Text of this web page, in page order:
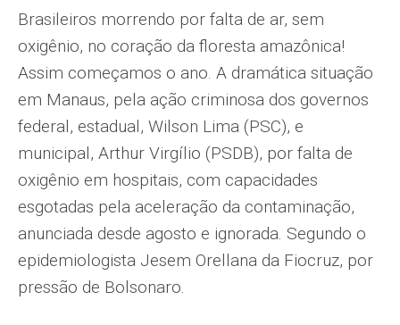
Brasileiros morrendo por falta de ar, sem
oxigênio, no coração da floresta amazônica!
Assim começamos o ano. A dramática situação
em Manaus, pela ação criminosa dos governos
federal, estadual, Wilson Lima (PSC), e
municipal, Arthur Virgílio (PSDB), por falta de
oxigênio em hospitais, com capacidades
esgotadas pela aceleração da contaminação,
anunciada desde agosto e ignorada. Segundo o
epidemiologista Jesem Orellana da Fiocruz, por
pressão de Bolsonaro.